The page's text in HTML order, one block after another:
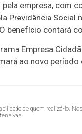
empresa, com
Previdência
benefício contará
Empresa
ao novo
de quem realizá-lo.